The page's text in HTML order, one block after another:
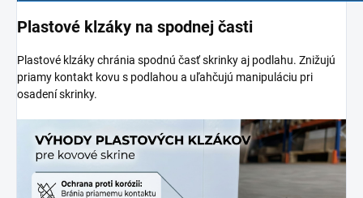
Plastové klzáky na spodnej časti
Plastové klzáky chránia spodnú časť skrinky aj podlahu. Znižujú
priamy kontakt kovu s podlahou a uľahčujú manipuláciu pri
osadení skrinky.